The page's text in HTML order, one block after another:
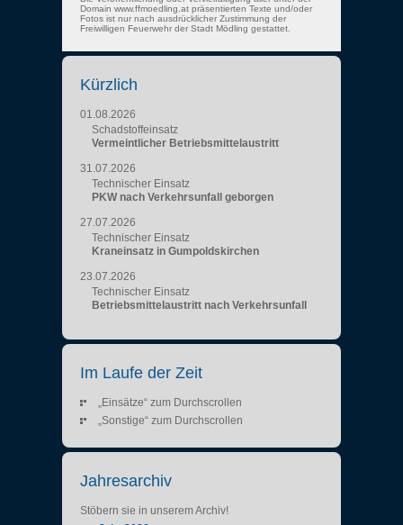
Domain www.ffmoedling.at präsentierten Texte und/oder
Fotos ist nur nach ausdrücklicher Zustimmung der
Freiwilligen Feuerwehr der Stadt Mödling gestattet.
Kürzlich
01.08.2026
Schadstoffeinsatz
Vermeintlicher Betriebsmittelaustritt
31.07.2026
Technischer Einsatz
PKW nach Verkehrsunfall geborgen
27.07.2026
Technischer Einsatz
Kraneinsatz in Gumpoldskirchen
23.07.2026
Technischer Einsatz
Betriebsmittelaustritt nach Verkehrsunfall
Im Laufe der Zeit
„Einsätze“ zum Durchscrollen
„Sonstige“ zum Durchscrollen
Jahresarchiv
Stöbern sie in unserem Archiv!